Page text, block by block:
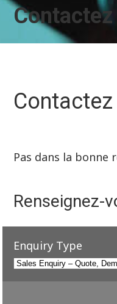
Contactez
Pas dans la bonne
Renseignez-
Enquiry Type